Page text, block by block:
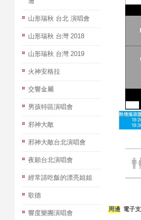
山形瑞秋 台北 演唱會
山形瑞秋 台灣 2018
山形瑞秋 台灣 2019
火神安格拉
交響金屬
男孩特區演唱會
邪神大敵
邪神大敵台北演唱會
夜願台北演唱會
經常請吃飯的漂亮姐姐
歌德
響度樂團演唱會 周邊 電子